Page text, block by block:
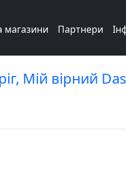
магазини Партнери
Мій вірний